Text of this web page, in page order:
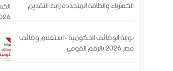
الكهرباء والطاقة المتجددة رابط التقديم
بوابة الوظائف الحكومية - استعلام وظائف
مصر 2026 بالرقم القومي